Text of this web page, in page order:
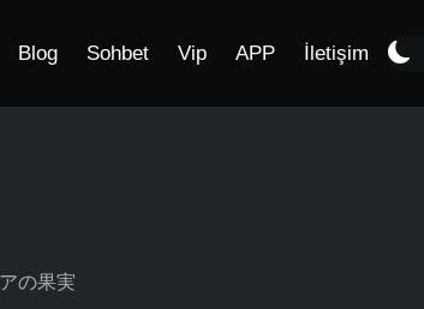
Blog Sohbet Vip APP İletişim
の果実